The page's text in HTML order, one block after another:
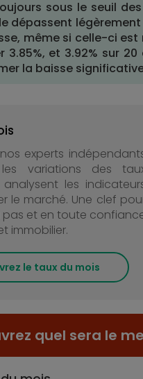
sous le seuil
dépassent
même si celle-ci est
et 3.92% sur
la baisse
experts
variations des
les
le marché. Une clef
et en toute
immobilier.
le taux du mois
quel sera le